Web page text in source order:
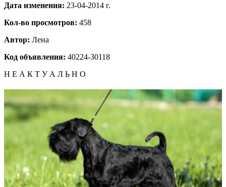
Дата изменения: 23-04-2014 г.
Кол-во просмотров: 458
Автор: Лена
Код объявления: 40224-30118
Н Е А К Т У А Л Ь Н О